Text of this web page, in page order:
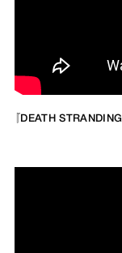
『DEATH